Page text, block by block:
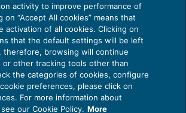
2026
Privacy Policy
activity to improve performance of
on “Accept All cookies” means that
activation of all cookies. Clicking on
that the default settings will be left
therefore, browsing will continue
or other tracking tools other than
the categories of cookies, configure
preferences, please click on
For more information about
our Cookie Policy. More